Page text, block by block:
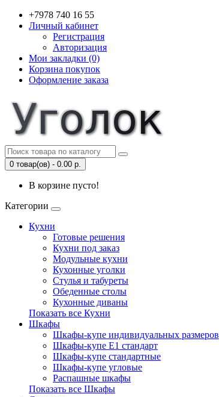
+7978 740 16 55
Личный кабинет
Регистрация
Авторизация
Мои закладки (0)
Корзина покупок
Оформление заказа
0 товар(ов) - 0.00 р.
В корзине пусто!
Категории
Кухни
Готовые решения
Кухни под заказ
Модульные кухни
Кухонные уголки
Стулья и табуреты
Обеденные столы
Кухонные диваны
Показать все Кухни
Шкафы
Шкафы-купе индивидуальных размеров
Шкафы-купе Е1 стандарт
Шкафы-купе стандартные
Шкафы-купе угловые
Распашные шкафы
Показать все Шкафы